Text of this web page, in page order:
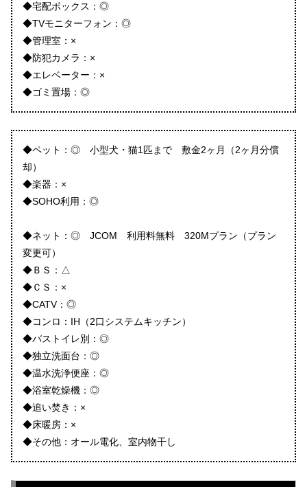
◆宅配ボックス：◎
◆TVモニターフォン：◎
◆管理室：×
◆防犯カメラ：×
◆エレベーター：×
◆ゴミ置場：◎
◆ペット：◎ 小型犬・猫1匹まで 敷金2ヶ月（2ヶ月分償
却）
◆楽器：×
◆SOHO利用：◎
◆ネット：◎ JCOM 利用料無料 320Mプラン（プラン
変更可）
◆ＢＳ：△
◆ＣＳ：×
◆CATV：◎
◆コンロ：IH（2口システムキッチン）
◆バストイレ別：◎
◆独立洗面台：◎
◆温水洗浄便座：◎
◆浴室乾燥機：◎
◆追い焚き：×
◆床暖房：×
◆その他：オール電化、室内物干し